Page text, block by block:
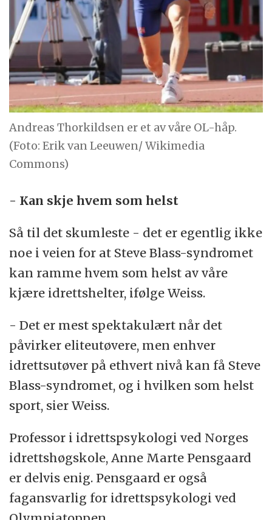
Andreas Thorkildsen er et av våre OL-håp.
(Foto: Erik van Leeuwen/ Wikimedia
Commons)
- Kan skje hvem som helst
Så til det skumleste - det er egentlig ikke
noe i veien for at Steve Blass-syndromet
kan ramme hvem som helst av våre
kjære idrettshelter, ifølge Weiss.
- Det er mest spektakulært når det
påvirker eliteutøvere, men enhver
idrettsutøver på ethvert nivå kan få Steve
Blass-syndromet, og i hvilken som helst
sport, sier Weiss.
Professor i idrettspsykologi ved Norges
idrettshøgskole, Anne Marte Pensgaard
er delvis enig. Pensgaard er også
fagansvarlig for idrettspsykologi ved